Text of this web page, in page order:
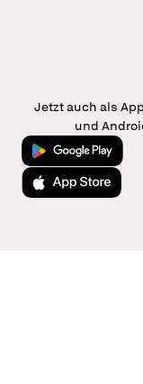
Jetzt auch als
und
Jetzt bei Google
Laden im App Store